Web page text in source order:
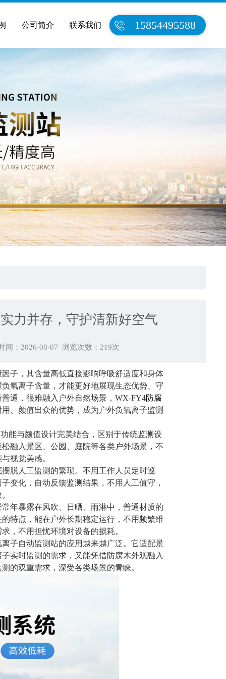
15854495588
公司简介 联系我们
力并存，守护清新好空气
间：2026-08-07 浏览次数： 219次
子，其含量高低直接影响呼吸舒适度和身体
氧离子含量，才能更好地展现生态优势、守
通，很难融入户外自然场景，WX-FY4防腐
、颜值出众的优势，成为户外负氧离子监测
能与颜值设计完美结合，区别于传统监测设
融入景区、公园、庭院等各类户外场景，不
视觉美感。
脱人工监测的繁琐。不用工作人员定时巡
变化，自动反馈监测结果，不用人工值守，
年暴露在风吹、日晒、雨淋中，普通材质的
特点，能在户外长期稳定运行，不用频繁维
，不用担忧环境对设备的损耗。
子自动监测站的应用越来越广泛。它适配景
实时监测的需求，又能凭借防腐木外观融入
的双重需求，深受各类场景的青睐。